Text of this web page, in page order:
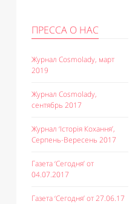
ПРЕССА О НАС
Журнал Cosmolady, март
2019
Журнал Cosmolady,
сентябрь 2017
Журнал ‘Історія Кохання’,
Серпень-Вересень 2017
Газета ‘Сегодня’ от
04.07.2017
Газета ‘Сегодня’ от 27.06.17